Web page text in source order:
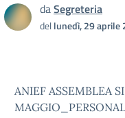
daSegreteria
dellunedì, 29 aprile
ANIEF ASSEMBLEA